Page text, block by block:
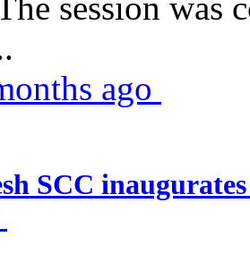
session was
ago
SCC